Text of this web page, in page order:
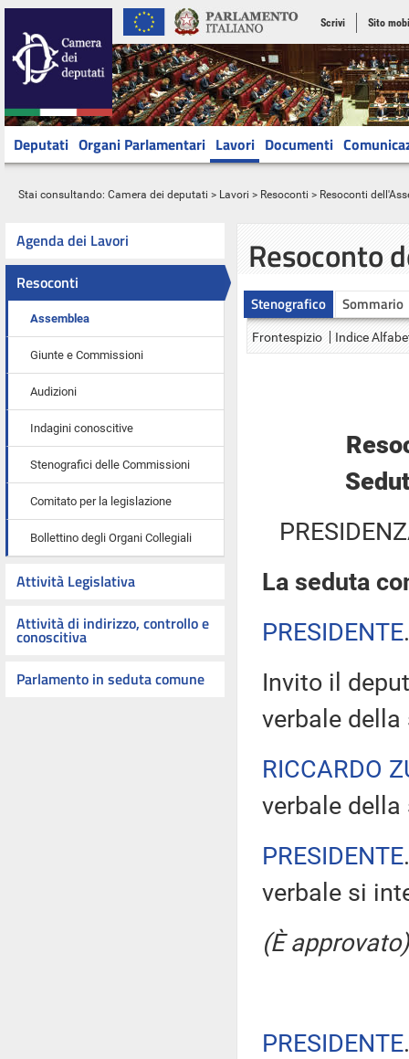
Scrivi Sito
Deputati Organi Parlamentari Lavori Documenti
Stai consultando: Camera dei deputati > Lavori > Resoconti > Resoconti
Agenda dei Lavori
Resoconti
Assemblea
Giunte e Commissioni
Audizioni
Indagini conoscitive
Stenografici delle Commissioni
Comitato per la legislazione
Bollettino degli Organi Collegiali
Attività Legislativa
Attività di indirizzo, controllo e
conoscitiva
Parlamento in seduta comune
Resoconto
Stenografico Sommario
Frontespizio Indice
La seduta
PRESIDENTE
Invito il
verbale della
RICCARDO
verbale
PRESIDENTE
verbale si
(È approvato)
PRESIDENTE